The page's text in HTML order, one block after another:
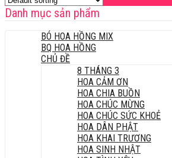
Danh mục sản phẩm
BÓ HOA HỒNG MIX
BQ HOA HỒNG
CHỦ ĐỀ
8 THÁNG 3
HOA CẢM ƠN
HOA CHIA BUỒN
HOA CHÚC MỪNG
HOA CHÚC SỨC KHOẺ
HOA DÂN PHẬT
HOA KHAI TRƯƠNG
HOA SINH NHẬT